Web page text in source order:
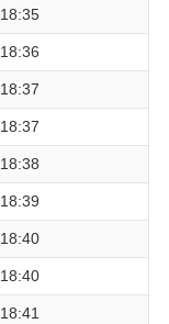
18:35
18:36
18:37
18:37
18:38
18:39
18:40
18:40
18:41